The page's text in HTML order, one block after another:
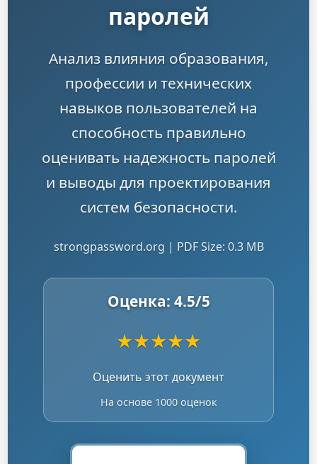
паролей
Анализ влияния образования,
профессии и технических
навыков пользователей на
способность правильно
оценивать надежность паролей
и выводы для проектирования
систем безопасности.
strongpassword.org | PDF Size: 0.3 MB
Оценка: 4.5/5
★★★★★
Оценить этот документ
На основе 1000 оценок